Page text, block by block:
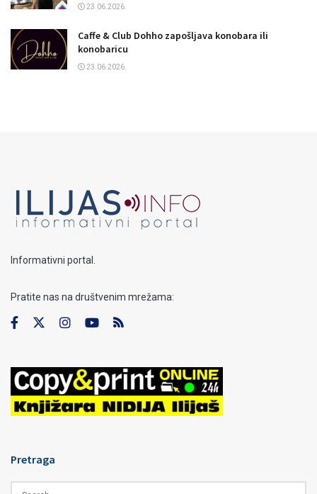
23.06.2026.
Caffe & Club Dohho zapošljava konobara ili
konobaricu
23.06.2026.
Informativni portal.
Pratite nas na društvenim mrežama:
Pretraga